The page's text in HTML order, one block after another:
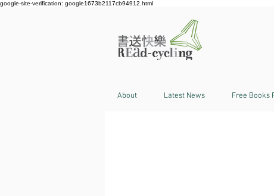
google-site-verification: google1673b2117cb94912.html
About Latest News Free Books